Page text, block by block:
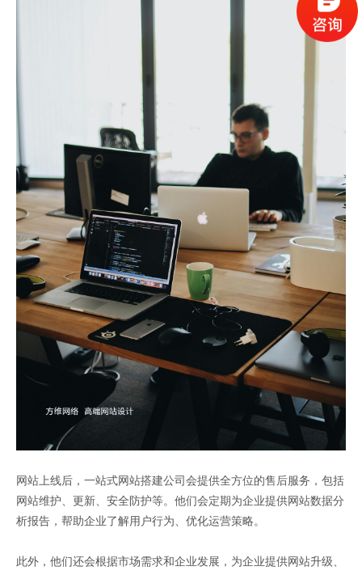
网站上线后，一站式网站搭建公司会提供全方位的售后服务，包括
网站维护、更新、安全防护等。他们会定期为企业提供网站数据分
析报告，帮助企业了解用户行为、优化运营策略。
此外，他们还会根据市场需求和企业发展，为企业提供网站升级、